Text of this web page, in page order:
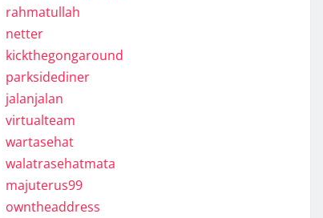
rahmatullah
netter
kickthegongaround
parksidediner
jalanjalan
virtualteam
wartasehat
walatrasehatmata
majuterus99
owntheaddress